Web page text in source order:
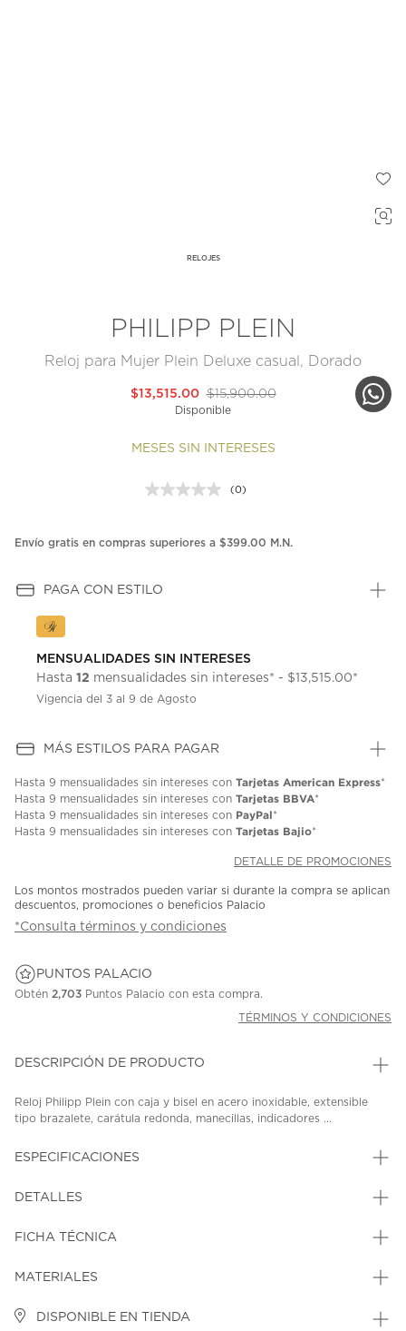
RELOJES
PHILIPP PLEIN
Reloj para Mujer Plein Deluxe casual, Dorado
$15,900.00
$13,515.00
Disponible
MESES SIN INTERESES
Sin
en
(0)
Envío gratis en compras superiores a $399.00 M.N.
PAGA CON ESTILO
MENSUALIDADES SIN INTERESES
Hasta 12 mensualidades sin intereses* - $13,515.00*
Vigencia del 3 al 9 de Agosto
MÁS ESTILOS PARA PAGAR
Hasta 9 mensualidades sin intereses con Tarjetas American Express*
Hasta 9 mensualidades sin intereses con Tarjetas BBVA*
Hasta 9 mensualidades sin intereses con PayPal*
Hasta 9 mensualidades sin intereses con Tarjetas Bajio*
DETALLE DE PROMOCIONES
Los montos mostrados pueden variar si durante la compra se aplican
descuentos, promociones o beneficios Palacio
*Consulta términos y condiciones
PUNTOS PALACIO
Obtén 2,703 Puntos Palacio con esta compra.
TÉRMINOS Y CONDICIONES
DESCRIPCIÓN DE PRODUCTO
Reloj Philipp Plein con caja y bisel en acero inoxidable, extensible
tipo brazalete, carátula redonda, manecillas, indicadores ...
ESPECIFICACIONES
DETALLES
FICHA TÉCNICA
MATERIALES
DISPONIBLE EN TIENDA